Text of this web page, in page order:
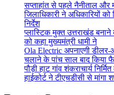
सप्ताहांत से पहले नैनीताल और
जिलाधिकारी ने अधिकारियों
निर्देश
प्लास्टिक मुक्त उत्तराखंड बनाने
को कहा मुख्यमंत्री धामी ने
Ola Electric अपनाएगी
चलाने के पांच साल बाद किया
पौड़ी हाट गांव शंकराचार्य
हाईकोर्ट ने टीएचडीसी से मांगा